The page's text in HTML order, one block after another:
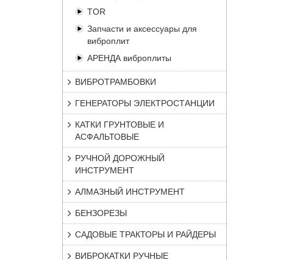
TOR
Запчасти и аксессуары для
виброплит
АРЕНДА виброплиты
ВИБРОТРАМБОВКИ
ГЕНЕРАТОРЫ ЭЛЕКТРОСТАНЦИИ
КАТКИ ГРУНТОВЫЕ И
АСФАЛЬТОВЫЕ
РУЧНОЙ ДОРОЖНЫЙ
ИНСТРУМЕНТ
АЛМАЗНЫЙ ИНСТРУМЕНТ
БЕНЗОРЕЗЫ
САДОВЫЕ ТРАКТОРЫ И РАЙДЕРЫ
ВИБРОКАТКИ РУЧНЫЕ